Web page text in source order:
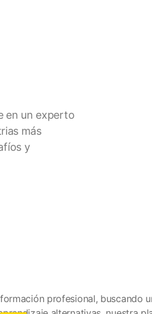
en un experto
más
y
profesional, buscando